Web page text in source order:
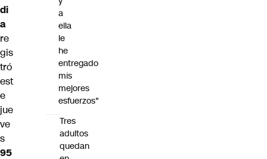
di
a
re
gis
tró
est
e
jue
ve
s
95
a
ella
le
he
entregado
mis
mejores
esfuerzos"
Tres
adultos
quedan